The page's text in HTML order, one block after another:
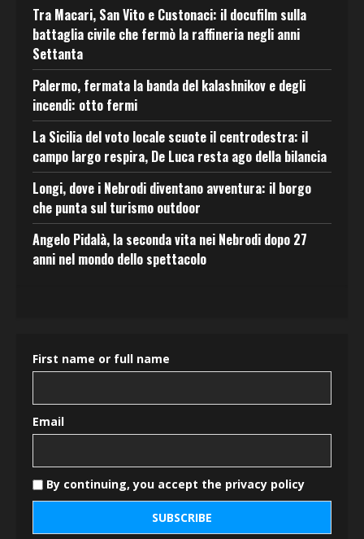
Tra Macari, San Vito e Custonaci: il docufilm sulla
battaglia civile che fermò la raffineria negli anni
Settanta
Palermo, fermata la banda del kalashnikov e degli
incendi: otto fermi
La Sicilia del voto locale scuote il centrodestra: il
campo largo respira, De Luca resta ago della bilancia
Longi, dove i Nebrodi diventano avventura: il borgo
che punta sul turismo outdoor
Angelo Pidalà, la seconda vita nei Nebrodi dopo 27
anni nel mondo dello spettacolo
First name or full name
Email
By continuing, you accept the privacy policy